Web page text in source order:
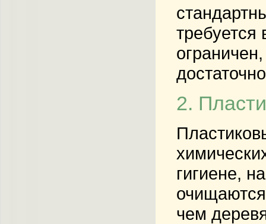
2.
гигиене,
чем